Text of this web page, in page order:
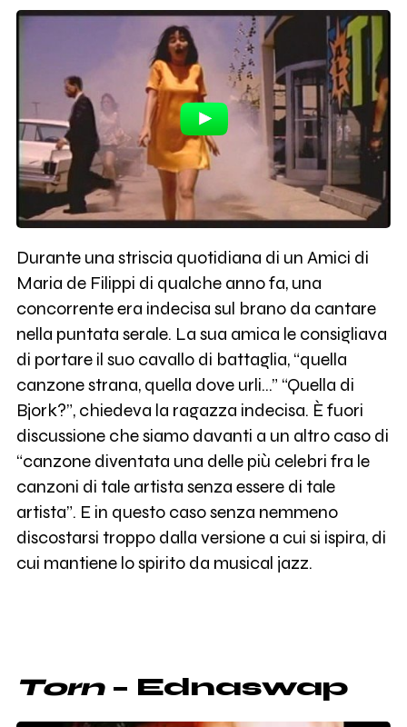
Durante una striscia quotidiana di un Amici di
Maria de Filippi di qualche anno fa, una
concorrente era indecisa sul brano da cantare
nella puntata serale. La sua amica le consigliava
di portare il suo cavallo di battaglia, “quella
canzone strana, quella dove urli...” “Quella di
Bjork?”, chiedeva la ragazza indecisa. È fuori
discussione che siamo davanti a un altro caso di
“canzone diventata una delle più celebri fra le
canzoni di tale artista senza essere di tale
artista”. E in questo caso senza nemmeno
discostarsi troppo dalla versione a cui si ispira, di
cui mantiene lo spirito da musical jazz.
Torn– Ednaswap